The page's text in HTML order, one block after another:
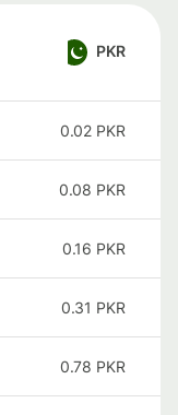
PKR
0.02 PKR
0.08 PKR
0.16 PKR
0.31 PKR
0.78 PKR